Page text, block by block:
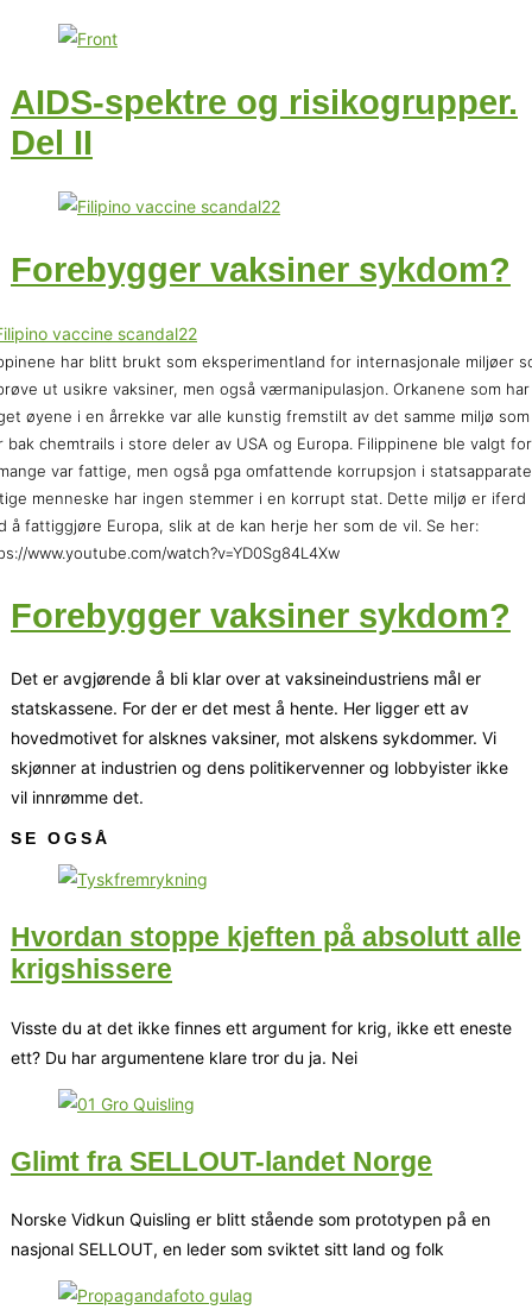
AIDS-spektre og risikogrupper.
Del II
Forebygger vaksiner sykdom?
har blitt brukt som eksperimentland for internasjonale miljøer
ut usikre vaksiner, men også værmanipulasjon. Orkanene som har
øyene i en årrekke var alle kunstig fremstilt av det samme miljø som
bak chemtrails i store deler av USA og Europa. Filippinene ble valgt
var fattige, men også pga omfattende korrupsjon i
menneske har ingen stemmer i en korrupt stat. Dette miljø er iferd
å fattiggjøre Europa, slik at de kan herje her som de vil. Se her:
www.youtube.com/watch?v=YD0Sg84L4Xw
Forebygger vaksiner sykdom?
Det er avgjørende å bli klar over at vaksineindustriens mål er
statskassene. For der er det mest å hente. Her ligger ett av
hovedmotivet for alsknes vaksiner, mot alskens sykdommer. Vi
skjønner at industrien og dens politikervenner og lobbyister ikke
vil innrømme det.
SE OGSÅ
Hvordan stoppe kjeften på absolutt alle
krigshissere
Visste du at det ikke finnes ett argument for krig, ikke ett eneste
ett? Du har argumentene klare tror du ja. Nei
Glimt fra SELLOUT-landet Norge
Norske Vidkun Quisling er blitt stående som prototypen på en
nasjonal SELLOUT, en leder som sviktet sitt land og folk